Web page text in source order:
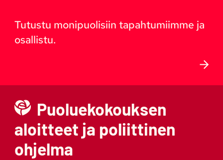
Tutustu monipuolisiin tapahtumiimme ja
osallistu.
Puoluekokouksen
aloitteet ja poliittinen
ohjelma